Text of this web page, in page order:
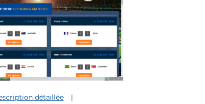
détaillée